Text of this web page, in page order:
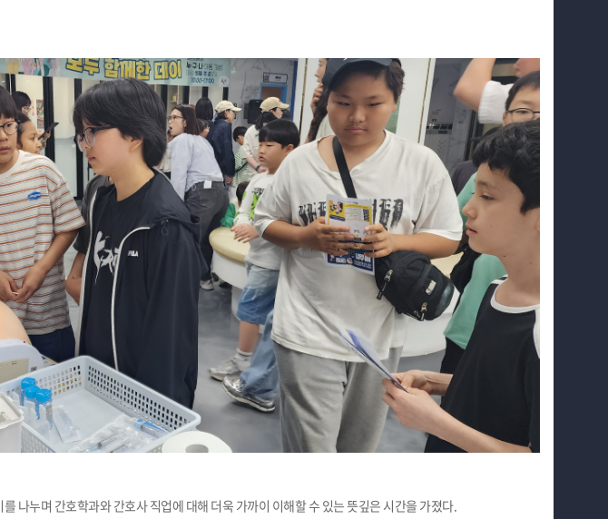
나누며 간호학과와 간호사 직업에 대해 더욱 가까이 이해할 수 있는 뜻깊은 시간을 가졌다.